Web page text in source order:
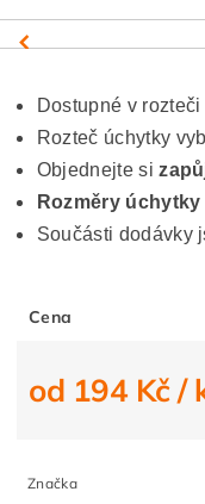
Dostupné v rozteči
Rozteč úchytky
Objednejte si
Rozměry úchytky
Součásti dodávky
Cena
od 194 Kč/
Značka